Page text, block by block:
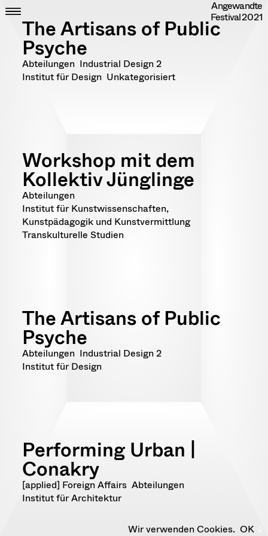
Skip
to
content
Angewandte
Festival2021
ZEIT
DIPLOME
RANDOM
IMPRESSUM
The Artisans of Public
Psyche
Abteilungen Industrial Design 2
Institut für Design Unkategorisiert
Workshop mit dem
Kollektiv Jünglinge
Abteilungen
Institut für Kunstwissenschaften,
Kunstpädagogik und Kunstvermittlung
Transkulturelle Studien
The Artisans of Public
Psyche
Abteilungen Industrial Design 2
Institut für Design
Performing Urban |
Conakry
[applied] Foreign Affairs Abteilungen
Institut für Architektur
Wir verwenden Cookies. OK